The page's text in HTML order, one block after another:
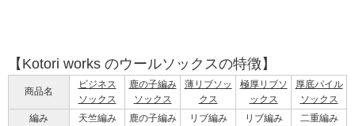
【Kotori works のウールソックスの特徴】
商品名
ビジネス
ソックス
鹿の子編み
ソックス
薄リブソッ
クス
極厚リブソ
ックス
厚底パイル
ソックス
編み
天竺編み 鹿の子編み リブ編み リブ編み
二重編み